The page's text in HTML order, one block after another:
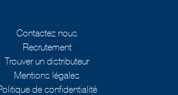
Contactez nous
Recrutement
Trouver un distributeur
Mentions légales
de confidentialité